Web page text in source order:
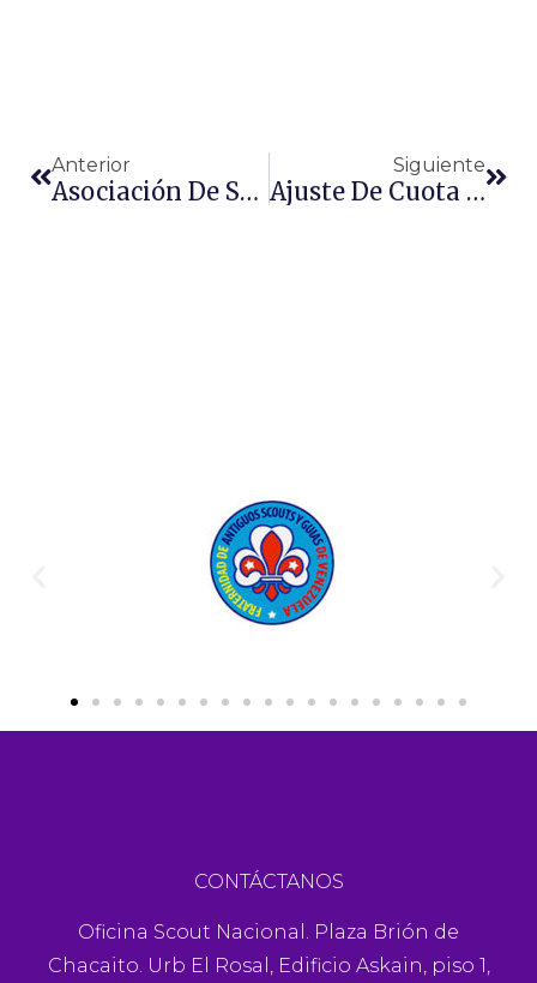
Anterior
Asociación De Scouts De Venezuela Otorga La Orden Caballo De Plata A Mons. Diego Padrón
Siguiente
Ajuste De Cuota De Registro Institucional 2018
CONTÁCTANOS
Oficina Scout Nacional. Plaza Brión de
Chacaito. Urb El Rosal, Edificio Askain, piso 1,